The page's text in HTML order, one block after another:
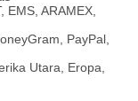
EMS, ARAMEX,
PayPal,
Utara, Eropa,